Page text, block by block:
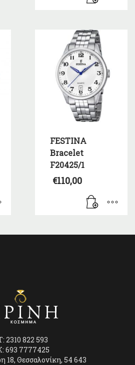
FESTINA
Bracelet
F20425/1
€110,00
2310 822 593
693 7777425
18, Θεσσαλονίκη, 54 643